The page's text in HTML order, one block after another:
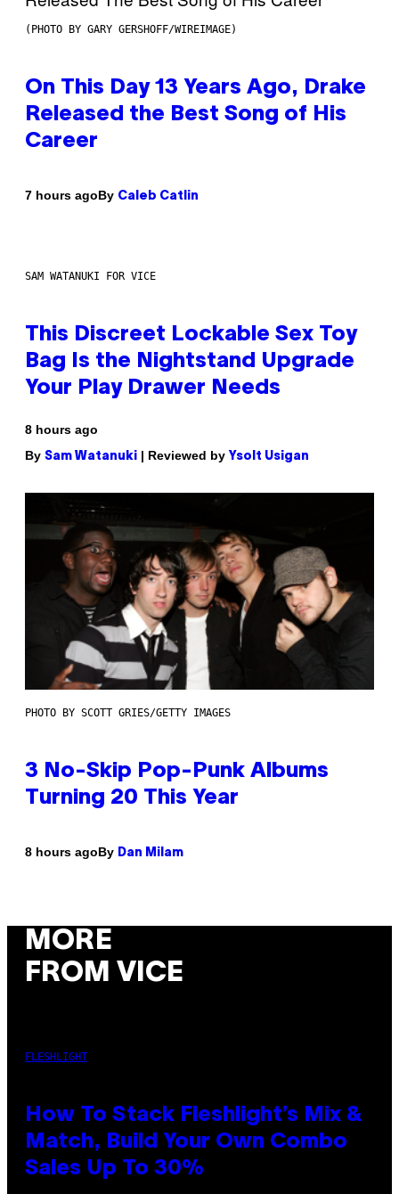
(PHOTO BY GARY GERSHOFF/WIREIMAGE)
On This Day 13 Years Ago, Drake
Released the Best Song of His
Career
7 hours agoBy Caleb Catlin
SAM WATANUKI FOR VICE
This Discreet Lockable Sex Toy
Bag Is the Nightstand Upgrade
Your Play Drawer Needs
8 hours ago
By Sam Watanuki | Reviewed by Ysolt Usigan
PHOTO BY SCOTT GRIES/GETTY IMAGES
3 No-Skip Pop-Punk Albums
Turning 20 This Year
8 hours agoBy Dan Milam
MORE
FROM VICE
FLESHLIGHT
How To Stack Fleshlight’s Mix &
Match, Build Your Own Combo
Sales Up To 30%